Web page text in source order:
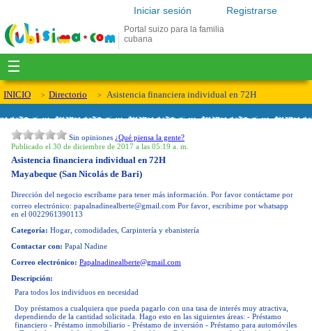
Registrarse
Iniciar sesión
Portal suizo para la familia
cubana
☰
INICIO Directorio Asistencia financiera individual en 72H
Sin opiniones ¿Qué piensa la gente?
Publicado el 30 de diciembre de 2017 a las 05:19 a. m.
Asistencia financiera individual en 72H
Mayabeque (San Nicolás de Bari)
Dirección del negocio escríbame para tener más información. Por favor contáctame por
correo electrónico: papalnadinealberte@gmail.com Por favor, escribime por whatsapp
en el 0022961390113
Categoría: Hogar, comodidades, Carpintería y ebanistería
Contactar con: Papal Nadine
Correo electrónico: Papalnadinealberte@gmail.com
Descripción:
Para todos los individuos en necesidad
Doy préstamos a cualquiera que pueda pagarlo con una tasa de interés muy atractiva,
dependiendo de la cantidad solicitada. Hago esto en las siguientes áreas: - Préstamo
financiero - Préstamo inmobiliario - Préstamo de inversión - Préstamo para automóviles